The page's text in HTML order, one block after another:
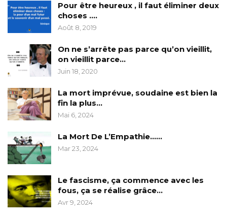
Pour être heureux , il faut éliminer deux
choses ….
Août 8, 2019
On ne s’arrête pas parce qu’on vieillit,
on vieillit parce…
Juin 18, 2020
La mort imprévue, soudaine est bien la
fin la plus…
Mai 6, 2024
La Mort De L’Empathie……
Mar 23, 2024
Le fascisme, ça commence avec les
fous, ça se réalise grâce…
Avr 9, 2024